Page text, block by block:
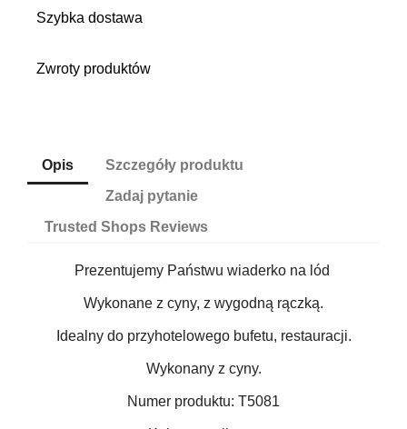
Szybka dostawa
Zwroty produktów
Opis
Szczegóły produktu
Zadaj pytanie
Trusted Shops Reviews
Prezentujemy Państwu wiaderko na lód
Wykonane z cyny, z wygodną rączką.
Idealny do przyhotelowego bufetu, restauracji.
Wykonany z cyny.
Numer produktu: T5081